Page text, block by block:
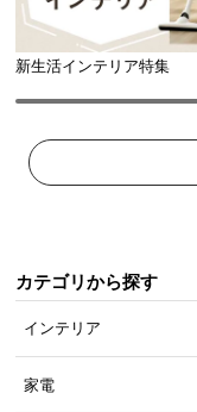
白熱電球とLED
ェードサイズに適
新生活インテリア特集
カテゴリから探す
インテリア
家電